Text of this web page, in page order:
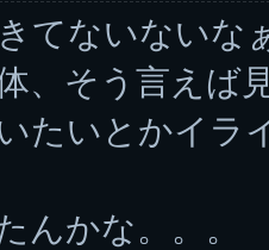
てないないな
、そう言えば
たいとかイラ
んかな。。。